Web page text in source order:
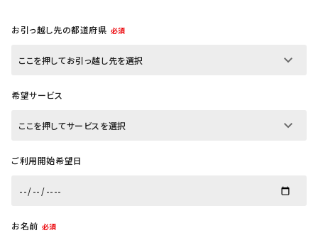
お引っ越し先の都道府県 必須
希望サービス
ご利用開始希望日
お名前 必須